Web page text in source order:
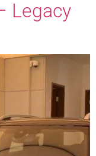
Legacy